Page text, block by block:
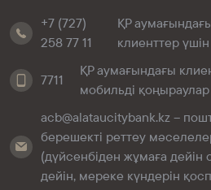
+7 (727)
258 77 11
ҚР
клиенттер
7711
ҚР аумағындағы
мобильді қоңыраулар
acb@alataucitybank.kz –
берешекті реттеу
(дүйсенбіден жұмаға дейін
дейін, мереке күндерін